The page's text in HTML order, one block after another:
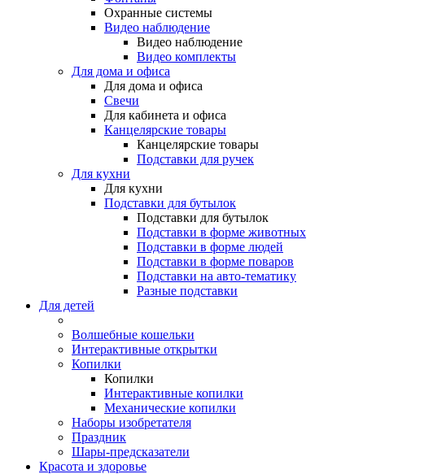
Охранные системы
Видео наблюдение
Видео наблюдение
Видео комплекты
Для дома и офиса
Для дома и офиса
Свечи
Для кабинета и офиса
Канцелярские товары
Канцелярские товары
Подставки для ручек
Для кухни
Для кухни
Подставки для бутылок
Подставки для бутылок
Подставки в форме животных
Подставки в форме людей
Подставки в форме поваров
Подставки на авто-тематику
Разные подставки
Для детей
Волшебные кошельки
Интерактивные открытки
Копилки
Копилки
Интерактивные копилки
Механические копилки
Наборы изобретателя
Праздник
Шары-предсказатели
Красота и здоровье